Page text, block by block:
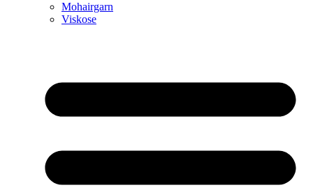
Mohairgarn
Viskose